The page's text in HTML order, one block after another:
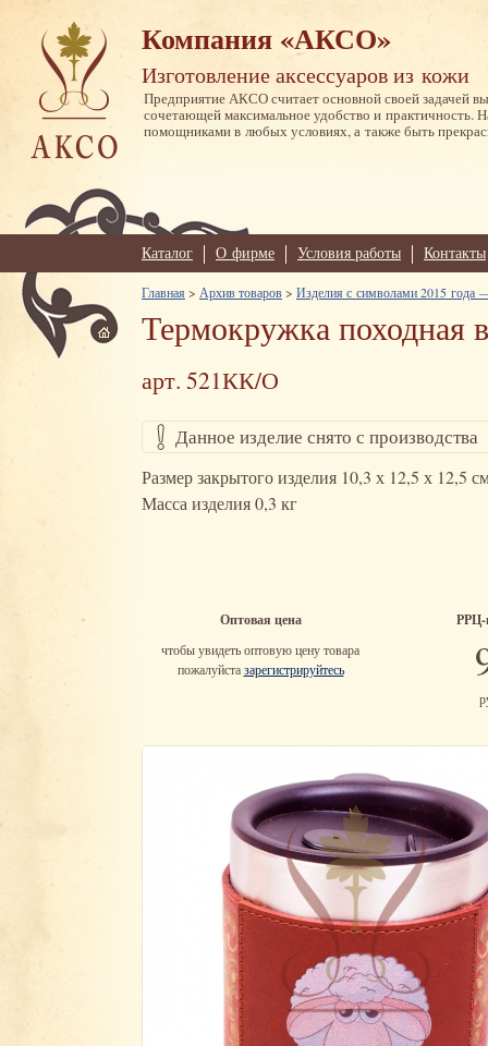
Компания «АКСО»
Изготовление аксессуаров из кожи
Предприятие АКСО считает основной своей задачей
сочетающей максимальное удобство и практичность.
помощниками в любых условиях, а также быть
Каталог О фирме Условия работы Контакты
Главная > Архив товаров> Изделия с символами 2015 года
Термокружка походная
арт. 521КК/О
Данное изделие снято с производства
Размер закрытого изделия 10,3 х 12,5 х 12,5
Масса изделия 0,3 кг
Оптовая цена
чтобы увидеть оптовую цену товара
пожалуйстазарегистрируйтесь
РРЦ-